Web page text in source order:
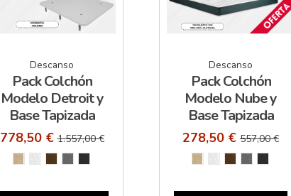
Descanso
Pack Colchón
Modelo Detroit y
Base Tapizada
778,50 €1.557,00 €
Descanso
Pack Colchón
Modelo Nube y
Base Tapizada
278,50 € 557,00 €